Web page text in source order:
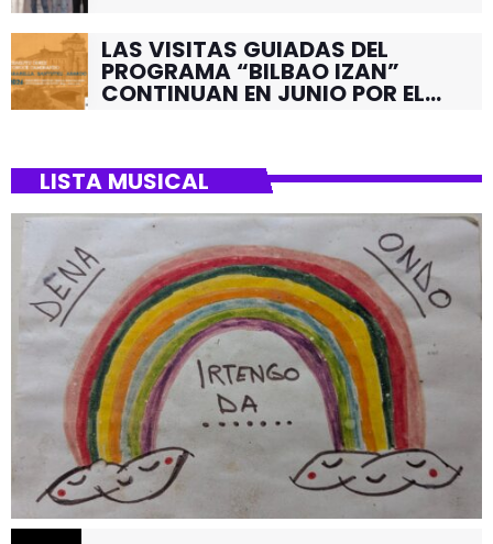
LAS VISITAS GUIADAS DEL
PROGRAMA “BILBAO IZAN”
CONTINUAN EN JUNIO POR EL
LISTA MUSICAL